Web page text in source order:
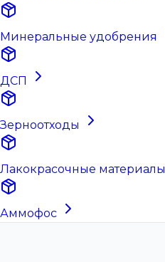
Минеральные удобрения
ДСП
Зерноотходы
Лакокрасочные материалы
Аммофос